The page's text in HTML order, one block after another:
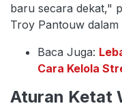
baru secara dekat,"
Troy Pantouw
Baca Juga:
Cara Kelola
Aturan Ketat